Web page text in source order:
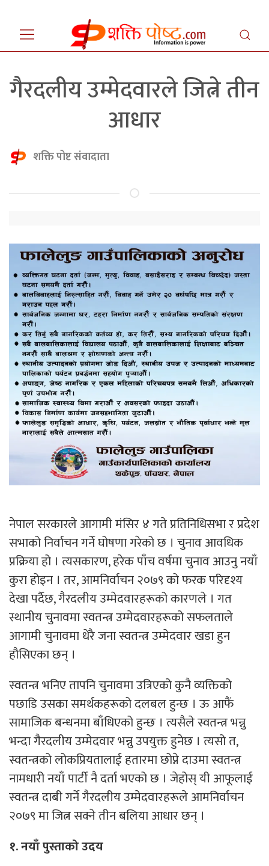
गैरदलीय उम्मेदवारले जित्ने तीन
आधार
शक्ति पोष्ट संवादाता
नेपाल सरकारले आगामी मंसिर ४ गते प्रतिनिधिसभा र प्रदेश
सभाको निर्वाचन गर्ने घोषणा गरेको छ । चुनाव आवधिक
प्रक्रिया हो । त्यसकारण, हरेक पाँच वर्षमा चुनाव आउनु नयाँ
कुरा होइन । तर, आमनिर्वाचन २०७९ को फरक परिदृश्य
देखा पर्दैछ, गैरदलीय उम्मेदवारहरूको कारणले । गत
स्थानीय चुनावमा स्वतन्त्र उम्मेदवारहरूको सफलताले
आगामी चुनावमा धेरै जना स्वतन्त्र उम्मेदवार खडा हुन
हौसिएका छन् ।
स्वतन्त्र भनिए तापनि चुनावमा उत्रिएको कुनै व्यक्तिको
पछाडि उसका समर्थकहरूको दलबल हुन्छ । ऊ आफैं
सामाजिक बन्धनमा बाँधिएको हुन्छ । त्यसैले स्वतन्त्र भन्नु
भन्दा गैरदलीय उम्मेदवार भन्नु उपयुक्त हुनेछ । त्यसो त,
स्वतन्त्रको लोकप्रियतालाई हतारमा छोप्ने दाउमा स्वतन्त्र
नामधारी नयाँ पार्टी नै दर्ता भएको छ । जेहोस् यी आफूलाई
स्वतन्त्र दाबी गर्ने गैरदलीय उम्मेदवारहरूले आमनिर्वाचन
२०७९ मा जित्न सक्ने तीन बलिया आधार छन् ।
१. नयाँ पुस्ताको उदय